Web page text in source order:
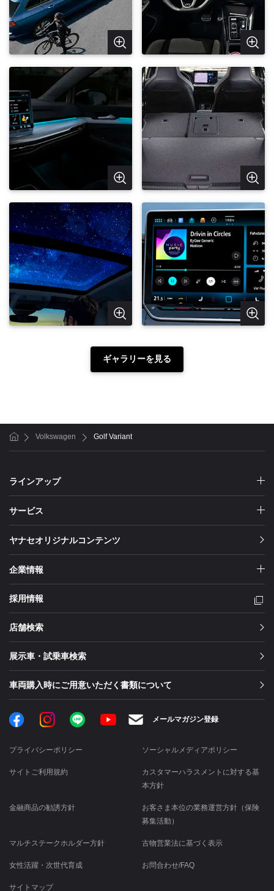
ギャラリーを見る
ホームVolkswagen Golf Variant
ラインアップ
サービス
ヤナセオリジナルコンテンツ
企業情報
採用情報
店舗検索
展示車・試乗車検索
車両購入時にご用意いただく書類について
FacebookInstagramLINE YouTube メールマガジン登録
プライバシーポリシー ソーシャルメディアポリシー
サイトご利用規約
カスタマーハラスメントに対する基
本方針
金融商品の勧誘方針
お客さま本位の業務運営方針（保険
募集活動）
マルチステークホルダー方針 古物営業法に基づく表示
女性活躍・次世代育成 お問合わせ/FAQ
サイトマップ